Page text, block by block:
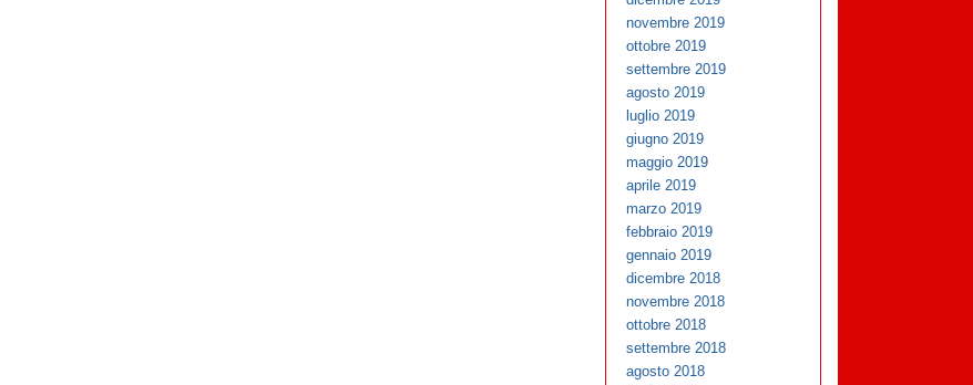
novembre 2019
ottobre 2019
settembre 2019
agosto 2019
luglio 2019
giugno 2019
maggio 2019
aprile 2019
marzo 2019
febbraio 2019
gennaio 2019
dicembre 2018
novembre 2018
ottobre 2018
settembre 2018
agosto 2018